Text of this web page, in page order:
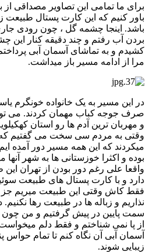
برای ما تمامی این تصاویر مصداقی از
باور کنیم که این کارت پستال طبیعت
باشد. اینجا چشمه گل ، چون رودی
بردن آب رفتم و چند دقیقه کنار این
کشیدم و به تماشای آسمان آبی
مرا از ادامه مسیر باز میداشت.
در این مسیر به یک خانواده خونگرم
صرف جوجه کباب مهمان کردند. می
و مهربان ترین آدم ها رو استان
وقتی به مردم سی سخت می گفتیم که
میکردند که این همه مسیر دور آمده
بوده و اکثرا خوزستانی ها به شهر آنها
واقعا علی رغم دور بودن از تهران
دارد و با کارت پستال های طبیعت
فقط کاش وقتی این طبیعت میریم جز
نذاریم و زباله ها در طبیعت رها
سمت پایین در پیش گرفتیم و من چون
از پا نمی شناختم و فقط دلم
آسمان آبی آن نگاه کنم تا تمام حواس
زیبایی شوند.